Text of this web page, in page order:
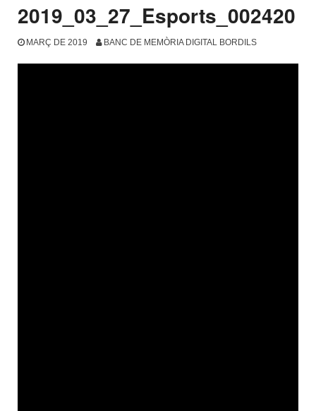
2019_03_27_Esports_002420
MARÇ DE 2019 BANC DE MEMÒRIA DIGITAL BORDILS